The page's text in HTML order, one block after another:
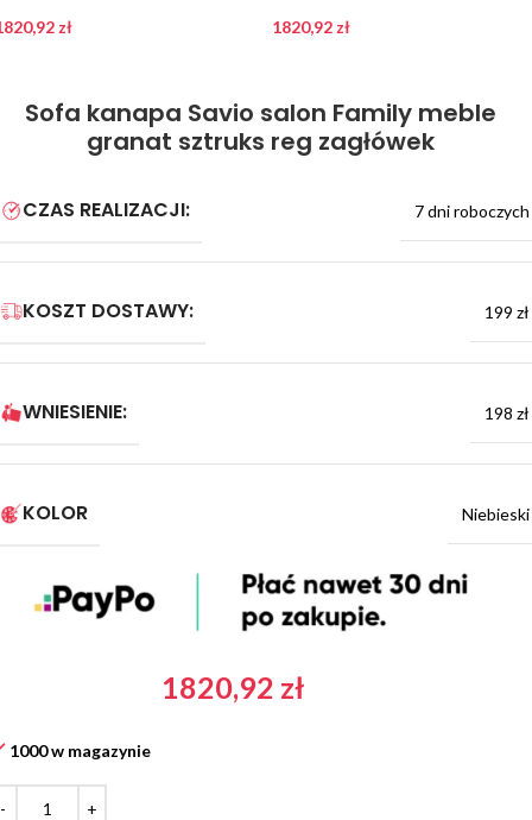
zł 1820,92 zł
Sofa kanapa Savio salon Family meble
granat sztruks reg zagłówek
CZAS REALIZACJI: 7 dni roboczych
KOSZT DOSTAWY: 199 zł
WNIESIENIE: 198 zł
KOLOR Niebieski
1820,92 zł
1000 w magazynie